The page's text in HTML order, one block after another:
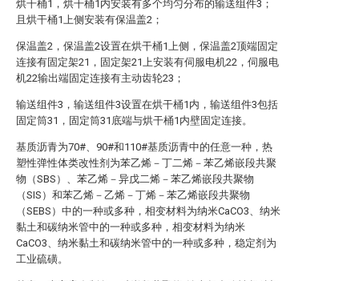
烘干桶1，烘干桶1内安装有多个均匀分布的输送组件3；
且烘干桶1上侧安装有保温盖2；
保温盖2，保温盖2设置在烘干桶1上侧，保温盖2顶端固定
连接有固定架21，固定架21上安装有伺服电机22，伺服电
机22输出端固定连接有主动齿轮23；
输送组件3，输送组件3设置在烘干桶1内，输送组件3包括
固定筒31，固定筒31底端与烘干桶1内壁固定连接。
基质沥青为70#、90#和110#基质沥青中的任意一种，热
塑性弹性体类改性剂为苯乙烯－丁二烯－苯乙烯嵌段共聚
物（SBS）、苯乙烯－异戊二烯－苯乙烯嵌段共聚物
（SIS）和苯乙烯－乙烯－丁烯－苯乙烯嵌段共聚物
（SEBS）中的一种或多种，相变材料为纳米CaCO3、纳米
黏土和碳纳米管中的一种或多种，相变材料为纳米
CaCO3、纳米黏土和碳纳米管中的一种或多种，稳定剂为
工业硫磺。